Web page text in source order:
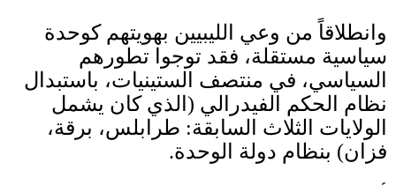
وانطلاقاً من وعي الليبيين بهويتهم كوحدة
سياسية مستقلة، فقد توجوا تطورهم
السياسي، في منتصف الستينيات، باستبدال
نظام الحكم الفيدرالي ( الذي كان يشمل
الولايات الثلاث السابقة: طرابلس، برقة،
فزان) بنظام دولة الوحدة.